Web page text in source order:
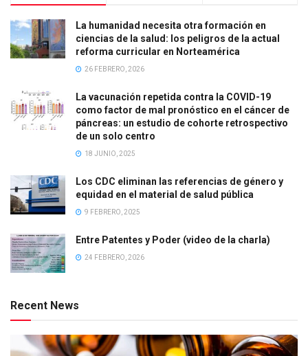
La humanidad necesita otra formación en
ciencias de la salud: los peligros de la actual
reforma curricular en Norteamérica
26 FEBRERO, 2026
La vacunación repetida contra la COVID-19
como factor de mal pronóstico en el cáncer de
páncreas: un estudio de cohorte retrospectivo
de un solo centro
18 JUNIO, 2025
Los CDC eliminan las referencias de género y
equidad en el material de salud pública
9 FEBRERO, 2025
Entre Patentes y Poder (video de la charla)
24 FEBRERO, 2026
Recent News